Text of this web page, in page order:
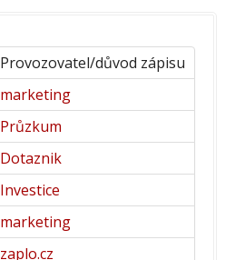
Provozovatel/důvod zápisu
marketing
Průzkum
Dotaznik
Investice
marketing
zaplo.cz